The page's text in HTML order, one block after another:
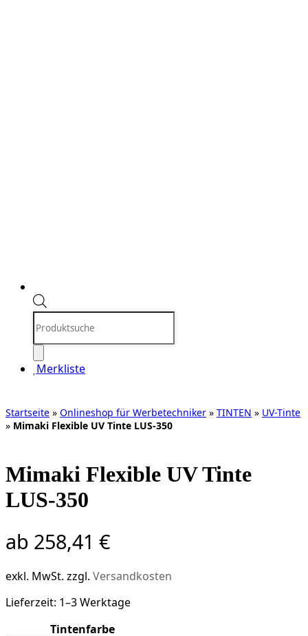
search
Merkliste
Startseite » Onlineshop für Werbetechniker » TINTEN » UV-Tinte
» Mimaki Flexible UV Tinte LUS-350
Mimaki Flexible UV Tinte
LUS-350
ab 258,41 €
exkl. MwSt. zzgl. Versandkosten
Lieferzeit: 1–3 Werktage
Tintenfarbe